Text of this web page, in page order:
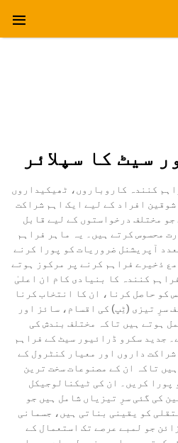
سیٹ کا سپلائر
کنندہ کاروباروں، ٹھیکیداروں
افراد کے لیے ایک اہم شراکت
مختلف درخواستوں کے لیے قابل
محسوس کرتے ہیں۔ یہ ماہر فراہم
آپریشنل ضروریات کو پورا کرنے
ذخیرے فراہم کرنے پر مرکوز ہوتے
کنندہ کا بنیادی کام ان اعلیٰ
کو حاصل کرنا، ان کا انتخاب کرنا
سرِ تیزی (ٹِپ) کی اقسام، سائز اور
ہوتے ہیں تاکہ مختلف بندش کی
جدید سکرو ڈرائیور سیٹ کے فراہم
داروں اور معیار کنٹرول کے
تاکہ ان کے مصنوعات سخت ترین
پورا کریں۔ ان کی ٹیکنالوجیکل
کی گئی سرِ تیزیاں شامل ہیں جو
کو یقینی بناتی ہیں، جسمانی
جو لمبے عرصے تک استعمال کے